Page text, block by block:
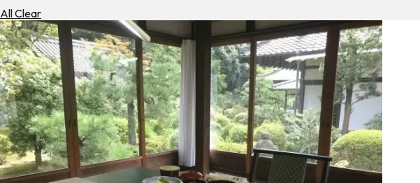
を
見
る
All Clear